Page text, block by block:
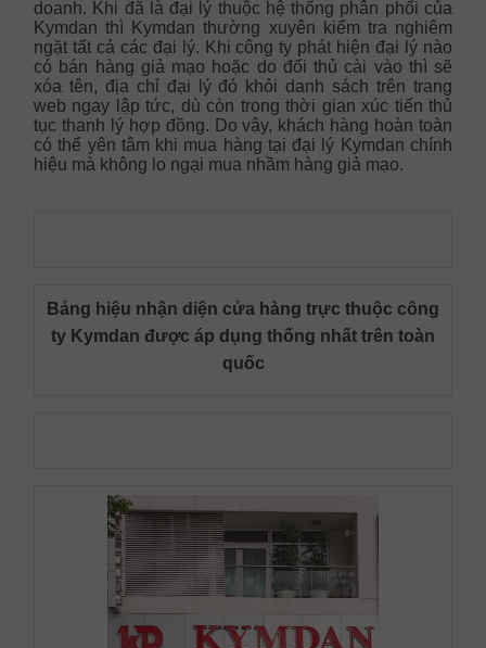
doanh. Khi đã là đại lý thuộc hệ thống phân phối của
Kymdan thì Kymdan thường xuyên kiểm tra nghiêm
ngặt tất cả các đại lý. Khi công ty phát hiện đại lý nào
có bán hàng giả mạo hoặc do đối thủ cài vào thì sẽ
xóa tên, địa chỉ đại lý đó khỏi danh sách trên trang
web ngay lập tức, dù còn trong thời gian xúc tiến thủ
tục thanh lý hợp đồng. Do vậy, khách hàng hoàn toàn
có thể yên tâm khi mua hàng tại đại lý Kymdan chính
hiệu mà không lo ngại mua nhầm hàng giả mạo.
Bảng hiệu nhận diện cửa hàng trực thuộc công
ty Kymdan được áp dụng thống nhất trên toàn
quốc